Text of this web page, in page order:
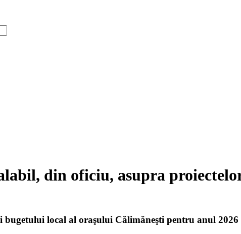
din oficiu, asupra
bugetului local al oraşului Călimăneşti pentru anul 2026